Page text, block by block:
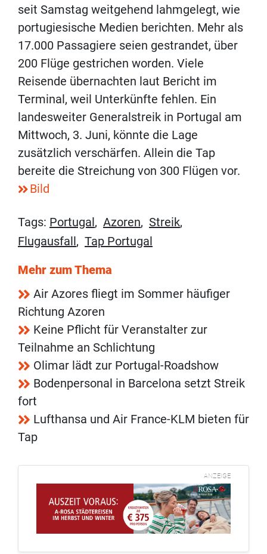
seit Samstag weitgehend lahmgelegt, wie
portugiesische Medien berichten. Mehr als
17.000 Passagiere seien gestrandet, über
200 Flüge gestrichen worden. Viele
Reisende übernachten laut Bericht im
Terminal, weil Unterkünfte fehlen. Ein
landesweiter Generalstreik in Portugal am
Mittwoch, 3. Juni, könnte die Lage
zusätzlich verschärfen. Allein die Tap
bereite die Streichung von 300 Flügen vor.
Bild
Tags: Portugal, Azoren, Streik,
Flugausfall, Tap Portugal
Mehr zum Thema
Air Azores fliegt im Sommer häufiger
Richtung Azoren
Keine Pflicht für Veranstalter zur
Teilnahme an Schlichtung
Olimar lädt zur Portugal-Roadshow
Bodenpersonal in Barcelona setzt Streik
fort
Lufthansa und Air France-KLM bieten für
Tap
ANZEIGE